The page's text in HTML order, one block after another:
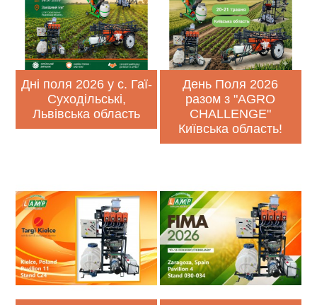
Дні поля 2026 у с. Гаї-
Суходільські,
Львівська область
День Поля 2026
разом з "AGRO
CHALLENGE"
Київська область!